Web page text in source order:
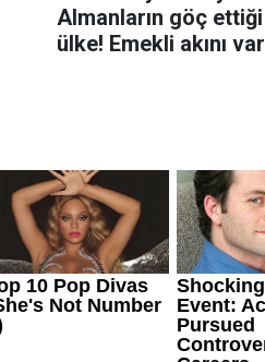
Almanların göç ettiği
ülke! Emekli akını var